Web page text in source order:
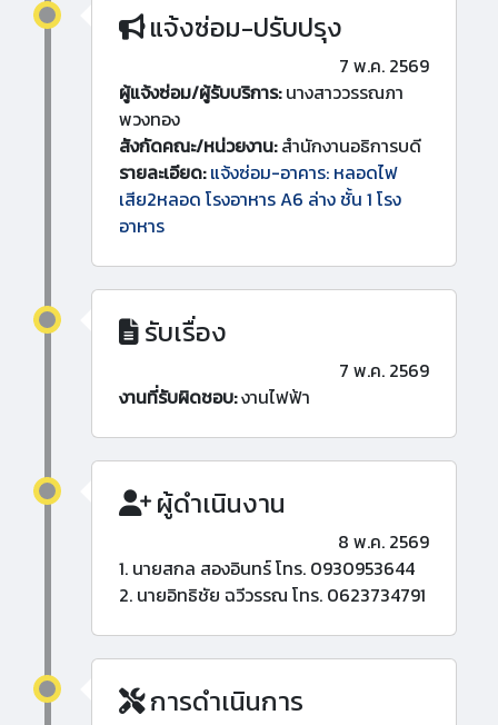
แจ้งซ่อม-ปรับปรุง
7 พ.ค. 2569
ผู้แจ้งซ่อม/ผู้รับบริการ:นางสาววรรณภา
พวงทอง
สังกัดคณะ/หน่วยงาน:สำนักงานอธิการบดี
รายละเอียด: แจ้งซ่อม-อาคาร: หลอดไฟ
เสีย2หลอด โรงอาหาร A6 ล่าง ชั้น 1 โรง
อาหาร
รับเรื่อง
7 พ.ค. 2569
งานที่รับผิดชอบ:งานไฟฟ้า
ผู้ดำเนินงาน
8 พ.ค. 2569
1. นายสกล สองอินทร์ โทร. 0930953644
2. นายอิทธิชัย ฉวีวรรณ โทร. 0623734791
การดำเนินการ